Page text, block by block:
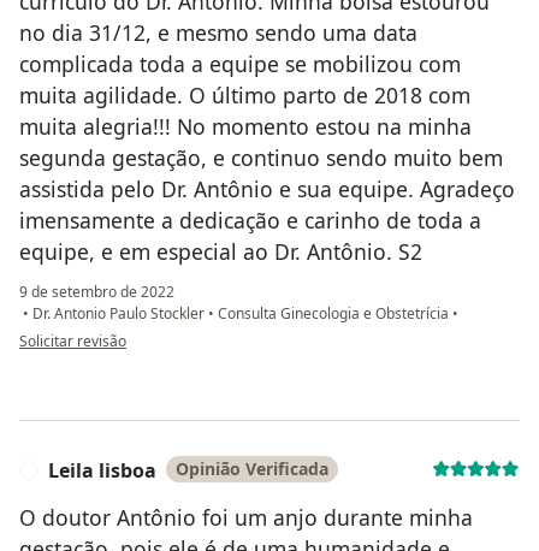
no dia 31/12, e mesmo sendo uma data
complicada toda a equipe se mobilizou com
muita agilidade. O último parto de 2018 com
muita alegria!!! No momento estou na minha
segunda gestação, e continuo sendo muito bem
assistida pelo Dr. Antônio e sua equipe. Agradeço
imensamente a dedicação e carinho de toda a
equipe, e em especial ao Dr. Antônio. S2
9 de setembro de 2022
• Dr. Antonio Paulo Stockler • Consulta Ginecologia e Obstetrícia •
na opinião do utilizador Gabriela Mozer
Solicitar revisão
Leila lisboa Opinião Verificada
O doutor Antônio foi um anjo durante minha